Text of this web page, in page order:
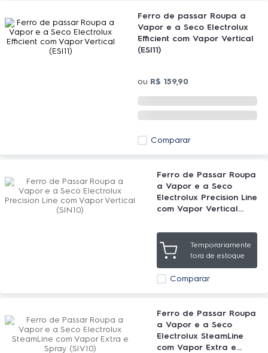
Ferro de passar Roupa a
Vapor e a Seco Electrolux
Efficient com Vapor Vertical
(ESI11)
ou R$ 159,90
Comparar
Ferro de Passar Roupa
a Vapor e a Seco
Electrolux Precision Line
com Vapor Vertical
Temporariamente
fora de estoque
Comparar
Ferro de Passar Roupa
a Vapor e a Seco
Electrolux SteamLine
com Vapor Extra e